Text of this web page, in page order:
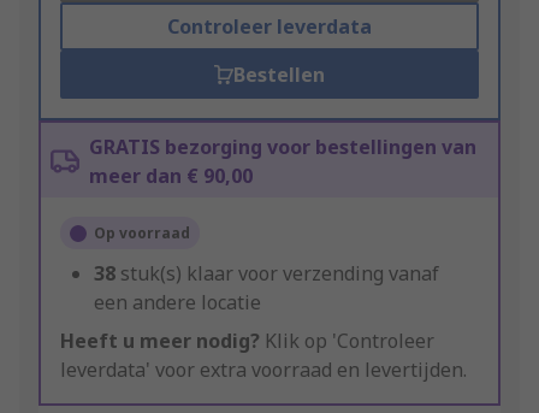
Controleer leverdata
Bestellen
GRATIS bezorging voor bestellingen van
meer dan € 90,00
Op voorraad
38 stuk(s) klaar voor verzending vanaf
een andere locatie
Heeft u meer nodig? Klik op 'Controleer
leverdata' voor extra voorraad en levertijden.